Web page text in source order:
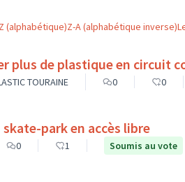
(alphabétique)Z-A (alphabétique inverse)
plus de plastique en circuit
TOURAINE 0 0
park en accès libre
0 1 Soumis au vote